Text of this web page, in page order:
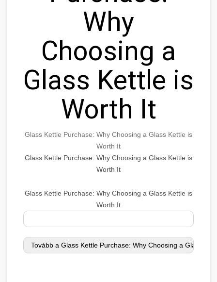
Why
Choosing a
Glass Kettle is
Worth It
Glass Kettle Purchase: Why Choosing a Glass Kettle is
Worth It
Glass Kettle Purchase: Why Choosing a Glass Kettle is
Worth It
Glass Kettle Purchase: Why Choosing a Glass Kettle is
Worth It